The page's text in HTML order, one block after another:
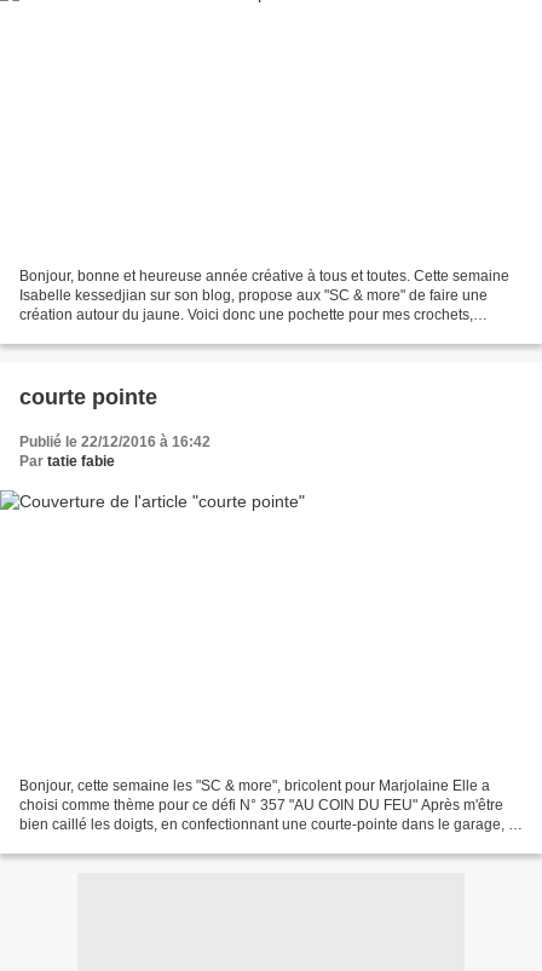
Bonjour, bonne et heureuse année créative à tous et toutes. Cette semaine
Isabelle kessedjian sur son blog, propose aux "SC & more" de faire une
création autour du jaune. Voici donc une pochette pour mes crochets,
courte pointe
Publié le 22/12/2016 à 16:42
Par tatie fabie
Bonjour, cette semaine les "SC & more", bricolent pour Marjolaine Elle a
choisi comme thème pour ce défi N° 357 "AU COIN DU FEU" Après m'être
bien caillé les doigts, en confectionnant une courte-pointe dans le garage, je